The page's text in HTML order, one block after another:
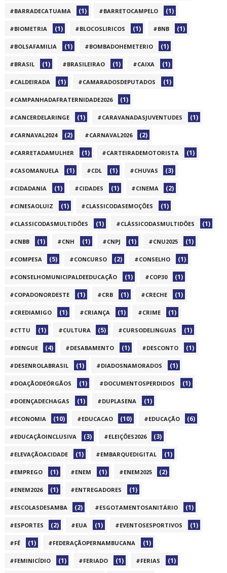
#BARRADECATUAMA (1) #BARRETOCAMPELO (1)
#BIOMETRIA (1) #BLOCOSLIRICOS (1) #BNB (1)
#BOLSAFAMILIA (1) #BOMBADOHEMETERIO (1)
#BRASIL (1) #BRASILEIRAO (1) #CAIXA (1)
#CALDEIRADA (1) #CAMARADOSDEPUTADOS (1)
#CAMPANHADAFRATERNIDADE2026 (1)
#CANCERDELARINGE (1) #CARAVANADASJUVENTUDES (1)
#CARNAVAL2024 (2) #CARNAVAL2026 (2)
#CARRETADAMULHER (1) #CARTEIRADEMOTORISTA (1)
#CASOMANUELA (1) #CDL (1) #CHUVAS (3)
#CIDADANIA (1) #CIDADES (1) #CINEMA (2)
#CINESAOLUIZ (1) #CLASSICODASEMOÇÕES (1)
#CLASSICODASMULTIDÕES (1) #CLÁSSICODASMULTIDÕES (1)
#CNBB (1) #CNH (1) #CNPJ (1) #CNU2025 (1)
#COMPESA (5) #CONCURSO (2) #CONSELHO (1)
#CONSELHOMUNICIPALDEEDUCAÇÃO (1) #COP30 (1)
#COPADONORDESTE (1) #CRB (1) #CRECHE (1)
#CREDIAMIGO (1) #CRIANÇA (1) #CRIME (1)
#CTTU (1) #CULTURA (5) #CURSODELINGUAS (1)
#DENGUE (4) #DESABAMENTO (1) #DESCONTO (1)
#DESENROLABRASIL (1) #DIADOSNAMORADOS (1)
#DOAÇÃODEÓRGÃOS (1) #DOCUMENTOSPERDIDOS (1)
#DOENÇADECHAGAS (1) #DUPLASENA (1)
#ECONOMIA (10) #EDUCACAO (10) #EDUCAÇÃO (6)
#EDUCAÇÃOINCLUSIVA (3) #ELEIÇÕES2026 (3)
#ELEVAÇÃOACIDADE (1) #EMBARQUEDIGITAL (1)
#EMPREGO (1) #ENEM (1) #ENEM2025 (2)
#ENEM2026 (1) #ENTREGADORES (1)
#ESCOLASDESAMBA (2) #ESGOTAMENTOSANITÁRIO (1)
#ESPORTES (2) #EUA (1) #EVENTOSESPORTIVOS (1)
#FÉ (1) #FEDERAÇÃOPERNAMBUCANA (1)
#FEMINICÍDIO (1) #FERIADO (1) #FERIAS (1)